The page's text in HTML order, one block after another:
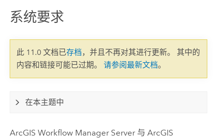
系统要求
此 11.0 文档已存档，并且不再对其进行更新。 其中的
内容和链接可能已过期。 请参阅最新文档。
在本主题中
ArcGIS Workflow Manager Server与 ArcGIS